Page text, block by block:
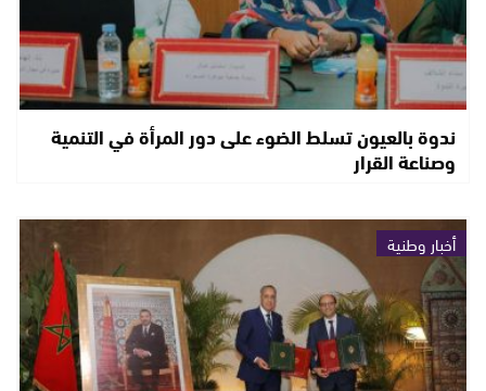
ندوة بالعيون تسلط الضوء على دور المرأة في التنمية
وصناعة القرار
أخبار وطنية